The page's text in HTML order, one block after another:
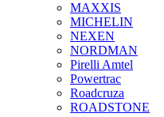
MAXXIS
MICHELIN
NEXEN
NORDMAN
Pirelli Amtel
Powertrac
Roadcruza
ROADSTONE